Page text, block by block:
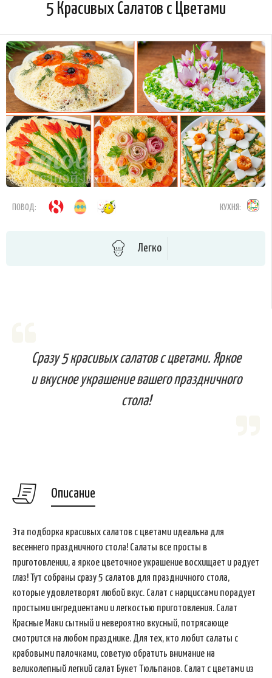
5 Красивых Салатов с Цветами
ПОВОД: КУХНЯ:
Легко
Сразу 5 красивых салатов с цветами. Яркое
и вкусное украшение вашего праздничного
стола!
Описание
Эта подборка красивых салатов с цветами идеальна для
весеннего праздничного стола! Салаты все просты в
приготовлении, а яркое цветочное украшение восхищает и радует
глаз! Тут собраны сразу 5 салатов для праздничного стола,
которые удовлетворят любой вкус. Салат с нарциссами порадует
простыми ингредиентами и легкостью приготовления. Салат
Красные Маки сытный и невероятно вкусный, потрясающе
смотрится на любом празднике. Для тех, кто любит салаты с
крабовыми палочками, советую обратить внимание на
великолепный легкий салат Букет Тюльпанов. Салат с цветами из